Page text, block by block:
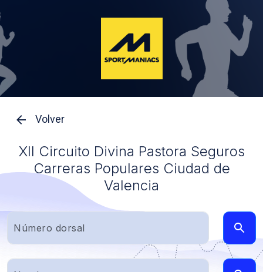
Volver
XII Circuito Divina Pastora Seguros
Carreras Populares Ciudad de
Valencia